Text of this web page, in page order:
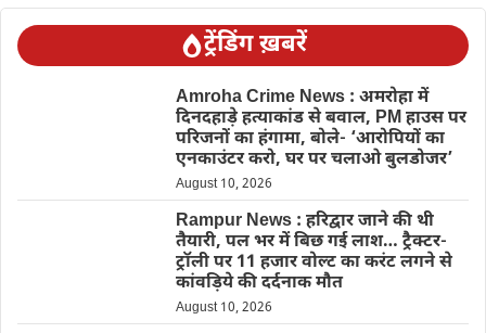
ट्रेंडिंग ख़बरें
Amroha Crime News : अमरोहा में
दिनदहाड़े हत्याकांड से बवाल, PM हाउस पर
परिजनों का हंगामा, बोले- ‘आरोपियों का
एनकाउंटर करो, घर पर चलाओ बुलडोजर’
August 10, 2026
Rampur News : हरिद्वार जाने की थी
तैयारी, पल भर में बिछ गई लाश… ट्रैक्टर-
ट्रॉली पर 11 हजार वोल्ट का करंट लगने से
कांवड़िये की दर्दनाक मौत
August 10, 2026